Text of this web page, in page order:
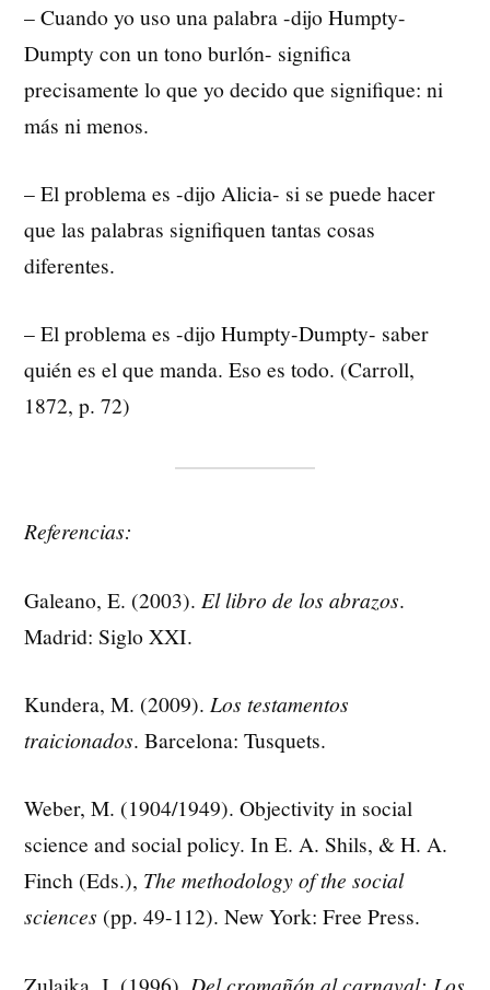
– Cuando yo uso una palabra -dijo Humpty-
Dumpty con un tono burlón- significa
precisamente lo que yo decido que signifique: ni
más ni menos.
– El problema es -dijo Alicia- si se puede hacer
que las palabras signifiquen tantas cosas
diferentes.
– El problema es -dijo Humpty-Dumpty- saber
quién es el que manda. Eso es todo. (Carroll,
1872, p. 72)
Referencias:
Galeano, E. (2003). El libro de los abrazos.
Madrid: Siglo XXI.
Kundera, M. (2009). Los testamentos
traicionados. Barcelona: Tusquets.
Weber, M. (1904/1949). Objectivity in social
science and social policy. In E. A. Shils, & H. A.
Finch (Eds.), The methodology of the social
sciences (pp. 49-112). New York: Free Press.
Zulaika, J. (1996). Del cromañón al carnaval: Los